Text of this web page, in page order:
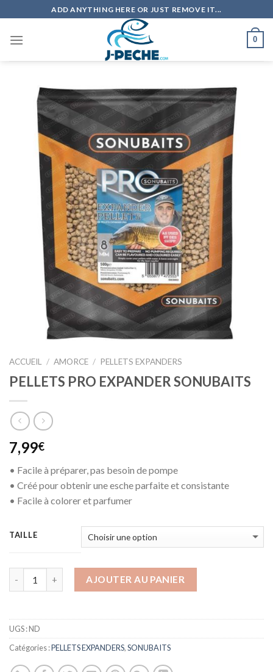
to
content
ADD ANYTHING HERE OR JUST REMOVE IT...
0
ACCUEIL / AMORCE / PELLETS EXPANDERS
PELLETS PRO EXPANDER SONUBAITS
7,99€
• Facile à préparer, pas besoin de pompe
• Créé pour obtenir une esche parfaite et consistante
• Facile à colorer et parfumer
TAILLE
AJOUTER AU PANIER
UGS :ND
Catégories :PELLETS EXPANDERS,SONUBAITS